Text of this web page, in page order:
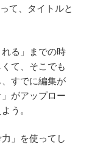
て、タイトルと
る」までの時
て、そこでも
すでに編集が
がアップロー
う。
」を使ってし